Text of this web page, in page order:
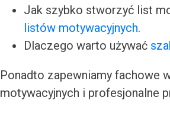
Jak szybko stworzyć list
listów motywacyjnych.
Dlaczego warto używać
Ponadto zapewniamy fachowe
motywacyjnych i profesjonalne